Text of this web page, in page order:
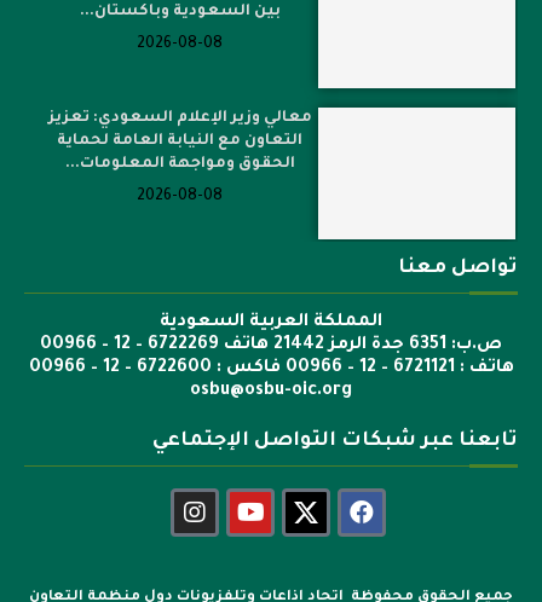
بين السعودية وباكستان...
2026-08-08
معالي وزير الإعلام السعودي: تعزيز
التعاون مع النيابة العامة لحماية
الحقوق ومواجهة المعلومات...
2026-08-08
تواصل معنا
المملكة العربية السعودية
ص.ب: 6351 جدة الرمز 21442 هاتف 6722269 – 12 – 00966
هاتف : 6721121 – 12 – 00966 فاكس : 6722600 – 12 – 00966
osbu@osbu-oic.org
تابعنا عبر شبكات التواصل الإجتماعي
جميع الحقوق محفوظة اتحاد اذاعات وتلفزيونات دول منظمة التعاون